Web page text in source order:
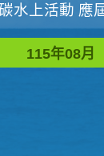
上活動 應屆畢
115年08月